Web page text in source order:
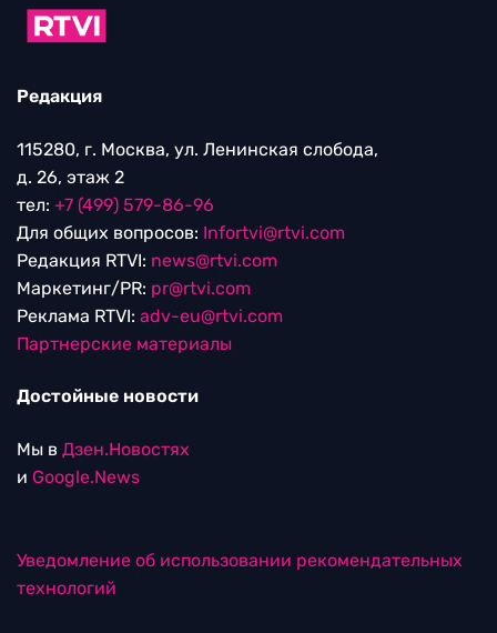
Редакция
115280, г. Москва, ул. Ленинская слобода,
д. 26, этаж 2
тел: +7 (499) 579-86-96
Для общих вопросов: Infortvi@rtvi.com
Редакция RTVI: news@rtvi.com
Маркетинг/PR: pr@rtvi.com
Реклама RTVI: adv-eu@rtvi.com
Партнерские материалы
Достойные новости
Мы в Дзен.Новостях
и Google.News
Уведомление об использовании рекомендательных
технологий